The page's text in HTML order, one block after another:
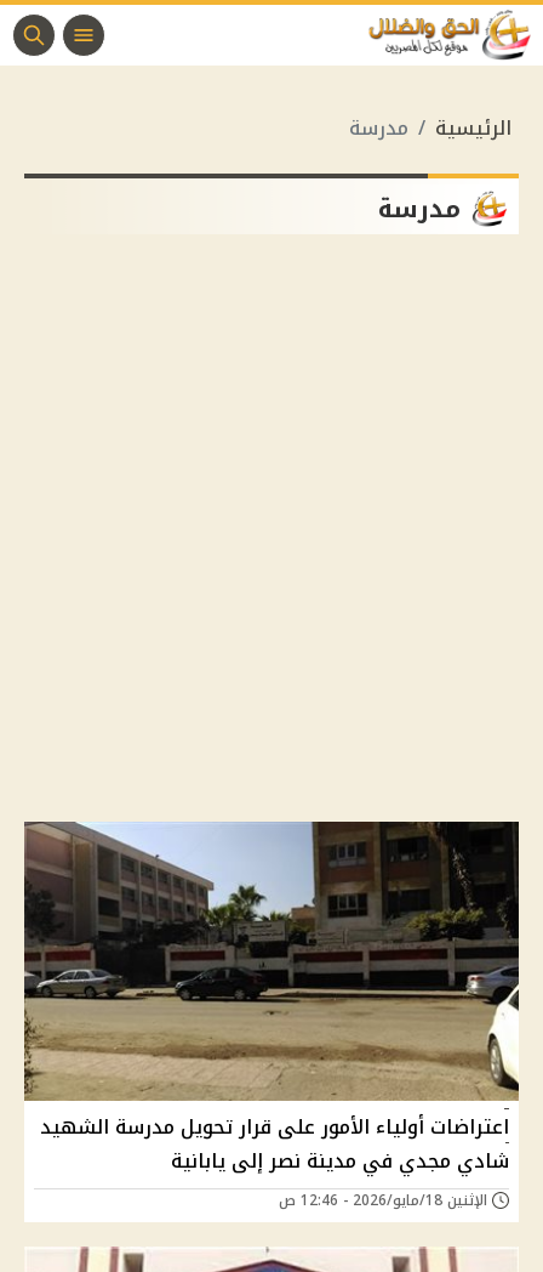
الرئيسية مدرسة
مدرسة
اعتراضات أولياء الأمور على قرار تحويل مدرسة الشهيد
شادي مجدي في مدينة نصر إلى يابانية
الإثنين 18/مايو/2026 - 12:46 ص